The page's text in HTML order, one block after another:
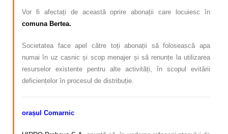
Vor fi afectați de această oprire abonații care locuiesc în
comuna Bertea.
Societatea face apel către toți abonații să folosească apa
numai în uz casnic și scop menajer și să renunțe la utilizarea
resurselor existente pentru alte activități, în scopul evitării
deficiențelor în procesul de distribuție.
orașul Comarnic